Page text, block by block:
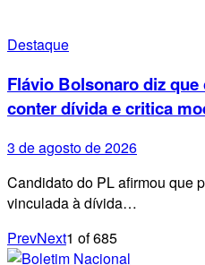
Destaque
Flávio Bolsonaro diz
conter dívida e critica
3 de agosto de 2026
Candidato do PL afirmou que
vinculada à dívida…
PrevNext1 of685